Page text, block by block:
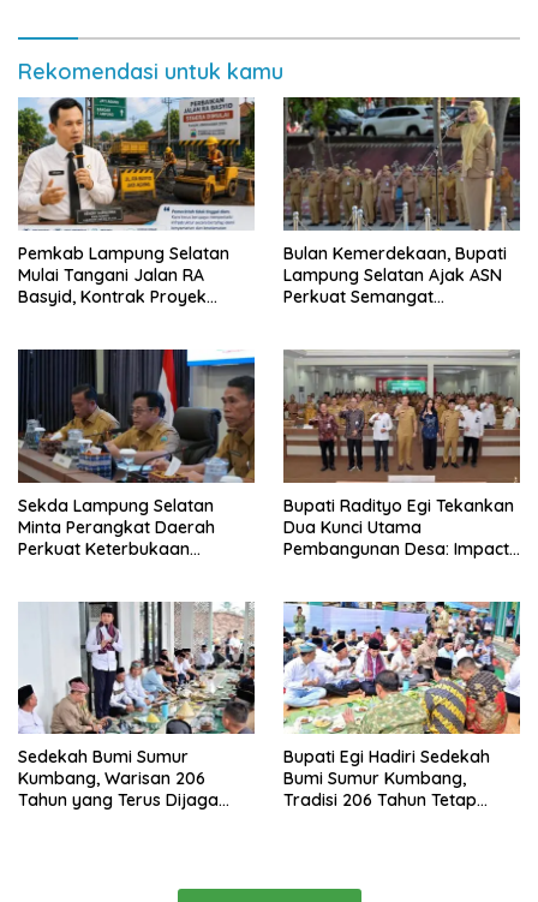
Rekomendasi untuk kamu
Pemkab Lampung Selatan
Mulai Tangani Jalan RA
Basyid, Kontrak Proyek
Bulan Kemerdekaan, Bupati
Lampung Selatan Ajak ASN
Perkuat Semangat
Sekda Lampung Selatan
Minta Perangkat Daerah
Perkuat Keterbukaan
Bupati Radityo Egi Tekankan
Dua Kunci Utama
Pembangunan Desa: Impact
Sedekah Bumi Sumur
Kumbang, Warisan 206
Tahun yang Terus Dijaga
Bupati Egi Hadiri Sedekah
Bumi Sumur Kumbang,
Tradisi 206 Tahun Tetap